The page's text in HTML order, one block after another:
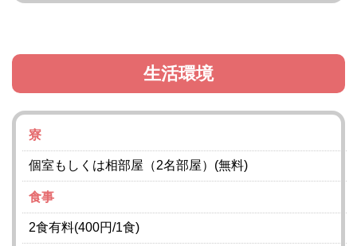
生活環境
寮
個室もしくは相部屋（2名部屋）(無料)
食事
2食有料(400円/1食)